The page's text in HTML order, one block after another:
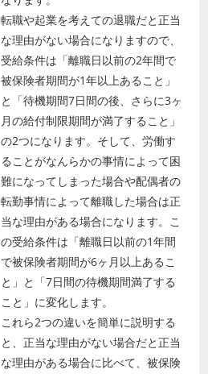
転職や起業を考えての退職だと正当
な理由がない場合になりますので、
受給条件は「離職日以前の2年間で
被保険者期間が1年以上あること」
と「待機期間7日間の後、さらに3ヶ
月の給付制限期間が満了すること」
の2つになります。そして、労働す
ることがなんらかの事情によって困
難になってしまった場合や配偶者の
転勤事情によって離職した場合は正
当な理由がある場合になります。こ
の受給条件は「離職日以前の1年間
で被保険者期間が6ヶ月以上あるこ
と」と「7日間の待機期間満了する
こと」に変化します。
これら2つの違いを簡単に説明する
と、正当な理由がない場合だと正当
な理由がある場合に比べて、被保険